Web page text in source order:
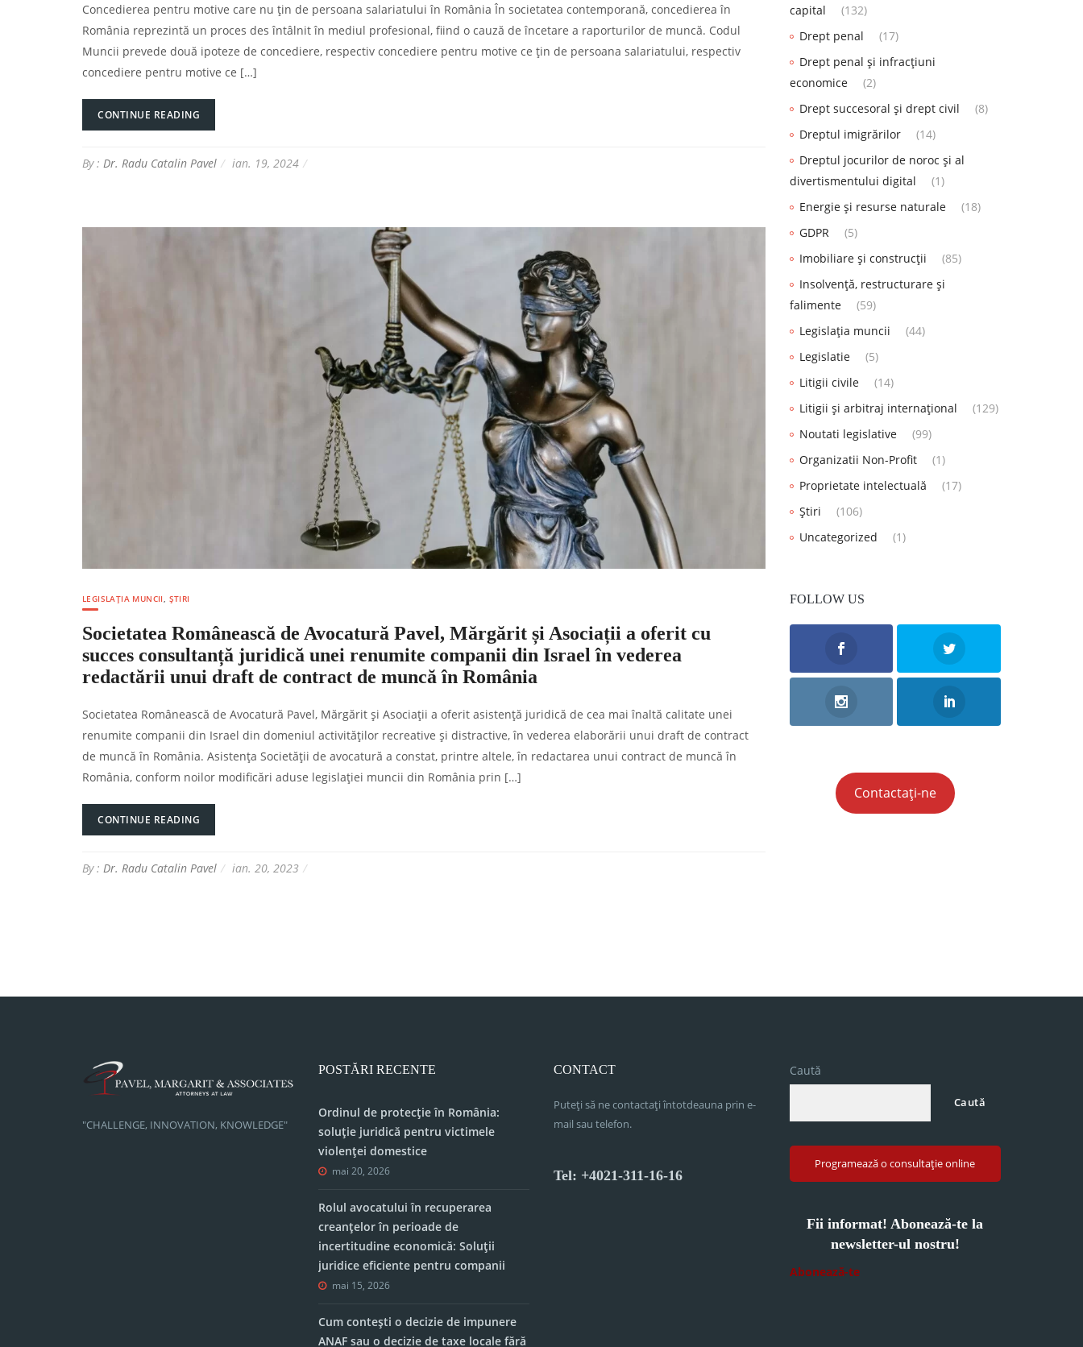
Concedierea pentru motive care nu țin de persoana salariatului în România În societatea contemporană, concedierea în
România reprezintă un proces des întâlnit în mediul profesional, fiind o cauză de încetare a raporturilor de muncă. Codul
Muncii prevede două ipoteze de concediere, respectiv concediere pentru motive ce țin de persoana salariatului, respectiv
concediere pentru motive ce […]
CONTINUE READING
By : Dr. Radu Catalin Pavel ian. 19, 2024
LEGISLAȚIA MUNCII ȘTIRI
Societatea Românească de Avocatură Pavel, Mărgărit și Asociații a oferit cu
succes consultanță juridică unei renumite companii din Israel în vederea
redactării unui draft de contract de muncă în România
Societatea Românească de Avocatură Pavel, Mărgărit și Asociații a oferit asistență juridică de cea mai înaltă calitate unei
renumite companii din Israel din domeniul activităților recreative și distractive, în vederea elaborării unui draft de contract
de muncă în România. Asistența Societății de avocatură a constat, printre altele, în redactarea unui contract de muncă în
România, conform noilor modificări aduse legislației muncii din România prin […]
CONTINUE READING
By : Dr. Radu Catalin Pavel ian. 20, 2023
capital
(132)
Drept penal
(17)
Drept penal și infracțiuni
economice
(2)
Drept succesoral și drept civil
(8)
Dreptul imigrărilor
(14)
Dreptul jocurilor de noroc și al
divertismentului digital
(1)
Energie și resurse naturale
(18)
GDPR
(5)
Imobiliare și construcții
(85)
Insolvență, restructurare și
falimente
(59)
Legislația muncii
(44)
Legislatie
(5)
Litigii civile
(14)
Litigii și arbitraj internațional
(129)
Noutati legislative
(99)
Organizatii Non-Profit
(1)
Proprietate intelectuală
(17)
Știri
(106)
Uncategorized
(1)
FOLLOW US
Contactați-ne
"CHALLENGE, INNOVATION, KNOWLEDGE"
POSTĂRI RECENTE
Ordinul de protecție în România:
soluție juridică pentru victimele
violenței domestice
mai 20, 2026
Rolul avocatului în recuperarea
creanțelor în perioade de
incertitudine economică: Soluții
juridice eficiente pentru companii
mai 15, 2026
Cum contești o decizie de impunere
ANAF sau o decizie de taxe locale fără
CONTACT
Puteți să ne contactați întotdeauna prin e-
mail sau telefon.
Tel: +4021-311-16-16
Caută
Caută
Programează o consultație online
Fii informat! Abonează-te la
newsletter-ul nostru!
Abonează-te